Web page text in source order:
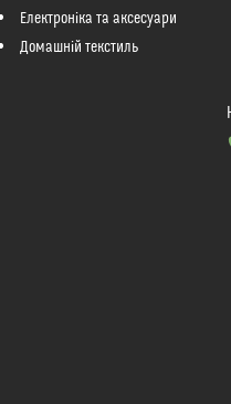
Електроніка та аксесуари
Домашній текстиль